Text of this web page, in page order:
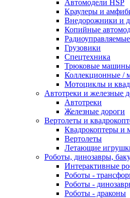
Автомодели HSP
Краулеры и
Внедорожники и
Копийные
Грузовики
Спецтехника
Трюковые
Коллекционные /
Мотоциклы и
Автотреки и железные
Автотреки
Железные дороги
Вертолеты и
Квадрокоптеры и
Вертолеты
Летающие
Роботы, динозавры,
Интерактивные
Роботы -
Роботы -
Роботы - драконы